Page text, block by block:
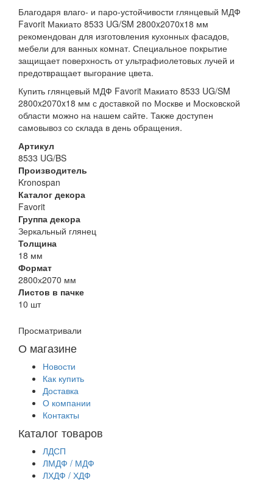
Благодаря влаго- и паро-устойчивости глянцевый МДФ
Favorit Макиато 8533 UG/SM 2800x2070x18 мм
рекомендован для изготовления кухонных фасадов,
мебели для ванных комнат. Специальное покрытие
защищает поверхность от ультрафиолетовых лучей и
предотвращает выгорание цвета.
Купить глянцевый МДФ Favorit Макиато 8533 UG/SM
2800x2070x18 мм с доставкой по Москве и Московской
области можно на нашем сайте. Также доступен
самовывоз со склада в день обращения.
Артикул
8533 UG/BS
Производитель
Kronospan
Каталог декора
Favorit
Группа декора
Зеркальный глянец
Толщина
18 мм
Формат
2800х2070 мм
Листов в пачке
10 шт
Просматривали
О магазине
Новости
Как купить
Доставка
О компании
Контакты
Каталог товаров
ЛДСП
ЛМДФ / МДФ
ЛХДФ / ХДФ